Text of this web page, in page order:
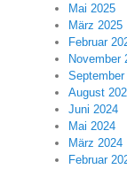
Mai 2025
März 2025
Februar
November
September
August
Juni 2024
Mai 2024
März 2024
Februar